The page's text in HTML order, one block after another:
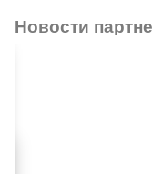
Новости